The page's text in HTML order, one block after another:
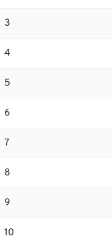
3
4
5
6
7
8
9
10